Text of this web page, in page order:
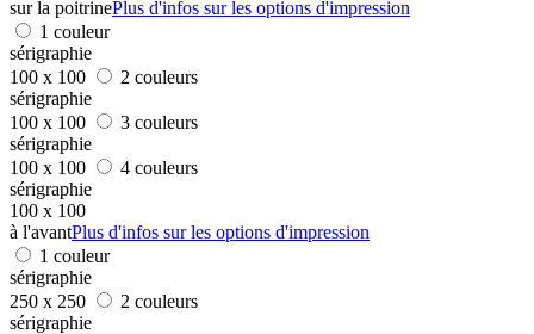
sur la poitrinePlus d'infos sur les options d'impression
1 couleur
sérigraphie
100 x 100
2 couleurs
sérigraphie
100 x 100
3 couleurs
sérigraphie
100 x 100
4 couleurs
sérigraphie
100 x 100
à l'avantPlus d'infos sur les options d'impression
1 couleur
sérigraphie
250 x 250
2 couleurs
sérigraphie